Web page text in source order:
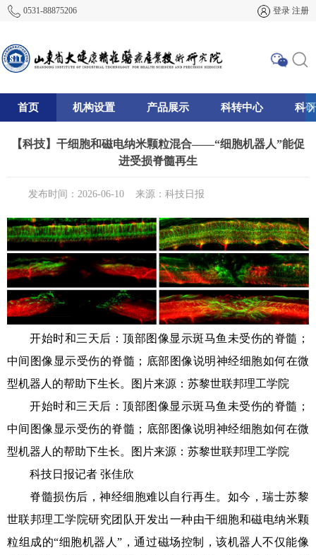
0531-88875206 登录 注册
首页 机构设置 产品展示 科转中心 科
【科技】干细胞和磁电纳米颗粒混合——“细胞机器人”能促
进受损脊髓再生
发布时间：2026-06-10 来源：科技日报
开始时和三天后：顶部图像显示斑马鱼未受伤的脊髓；
中间图像显示受伤的脊髓；底部图像说明神经细胞如何在微
型机器人的帮助下生长。图片来源：苏黎世联邦理工学院
开始时和三天后：顶部图像显示斑马鱼未受伤的脊髓；
中间图像显示受伤的脊髓；底部图像说明神经细胞如何在微
型机器人的帮助下生长。图片来源：苏黎世联邦理工学院
科技日报记者 张佳欣
脊髓损伤后，神经细胞难以自行再生。如今，瑞士苏黎
世联邦理工学院研究团队开发出一种由干细胞和磁电纳米颗
粒组成的“细胞机器人”，通过磁场控制，该机器人不仅能像